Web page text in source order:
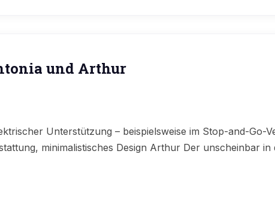
und Arthur
Unterstützung – beispielsweise im Stop-and-Go-
minimalistisches Design Arthur Der unscheinbar